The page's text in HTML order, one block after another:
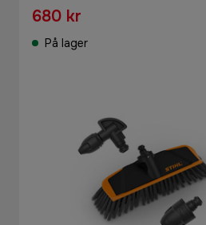
680 kr
På lager